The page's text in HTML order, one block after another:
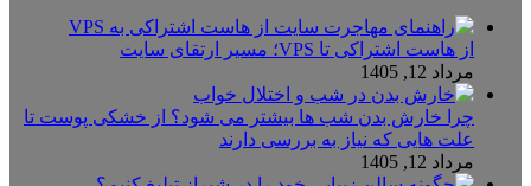
از هاست اشتراکی تا VPS؛ مسیر ارتقای سایت
مرداد 12, 1405
چرا خارش بدن شب ها بیشتر می شود؟ از خشکی پوست تا
علت هایی که نیاز به بررسی دارند
مرداد 12, 1405